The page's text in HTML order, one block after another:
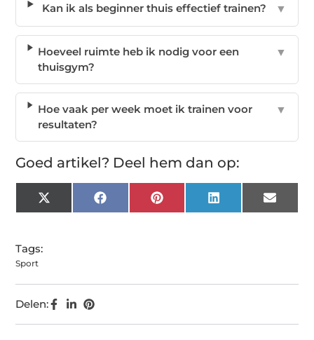
Kan ik als beginner thuis effectief trainen? ▼
Hoeveel ruimte heb ik nodig voor een
thuisgym?
▼
Hoe vaak per week moet ik trainen voor
resultaten?
▼
Goed artikel? Deel hem dan op:
X
(Twitter)
FacebookPinterest LinkedIn Email
Tags:
Sport
Delen: